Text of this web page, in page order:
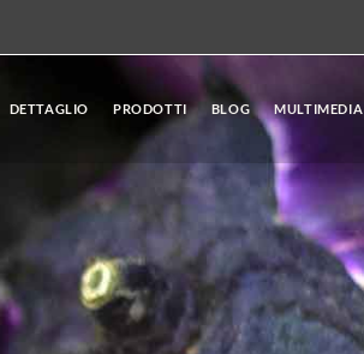
DETTAGLIO PRODOTTI BLOG MULTIMEDIA